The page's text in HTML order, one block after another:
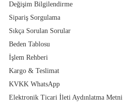
Değişim Bilgilendirme
Sipariş Sorgulama
Sıkça Sorulan Sorular
Beden Tablosu
İşlem Rehberi
Kargo & Teslimat
KVKK WhatsApp
Elektronik Ticari İleti Aydınlatma Metni